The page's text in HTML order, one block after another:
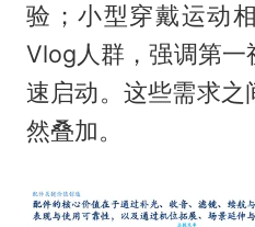
验；小型穿戴运动
Vlog人群，强调第一
速启动。这些需求
然叠加。